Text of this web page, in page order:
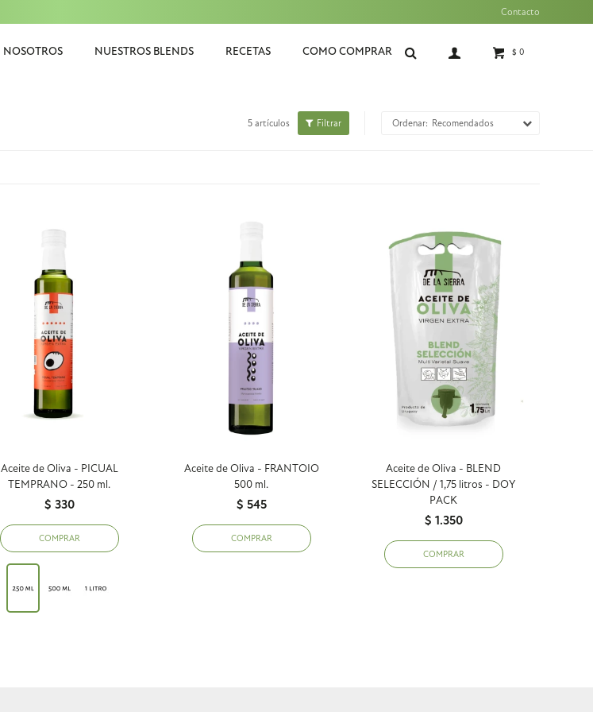
NOSOTROS NUESTROS BLENDS RECETAS COMO COMPRAR $ 0
Contacto
5 artículos Recomendados
Aceite de Oliva - PICUAL
TEMPRANO - 250 ml.
$ 330
Aceite de Oliva - FRANTOIO
500 ml.
$ 545
Aceite de Oliva - BLEND
SELECCIÓN / 1,75 litros - DOY
PACK
$ 1.350